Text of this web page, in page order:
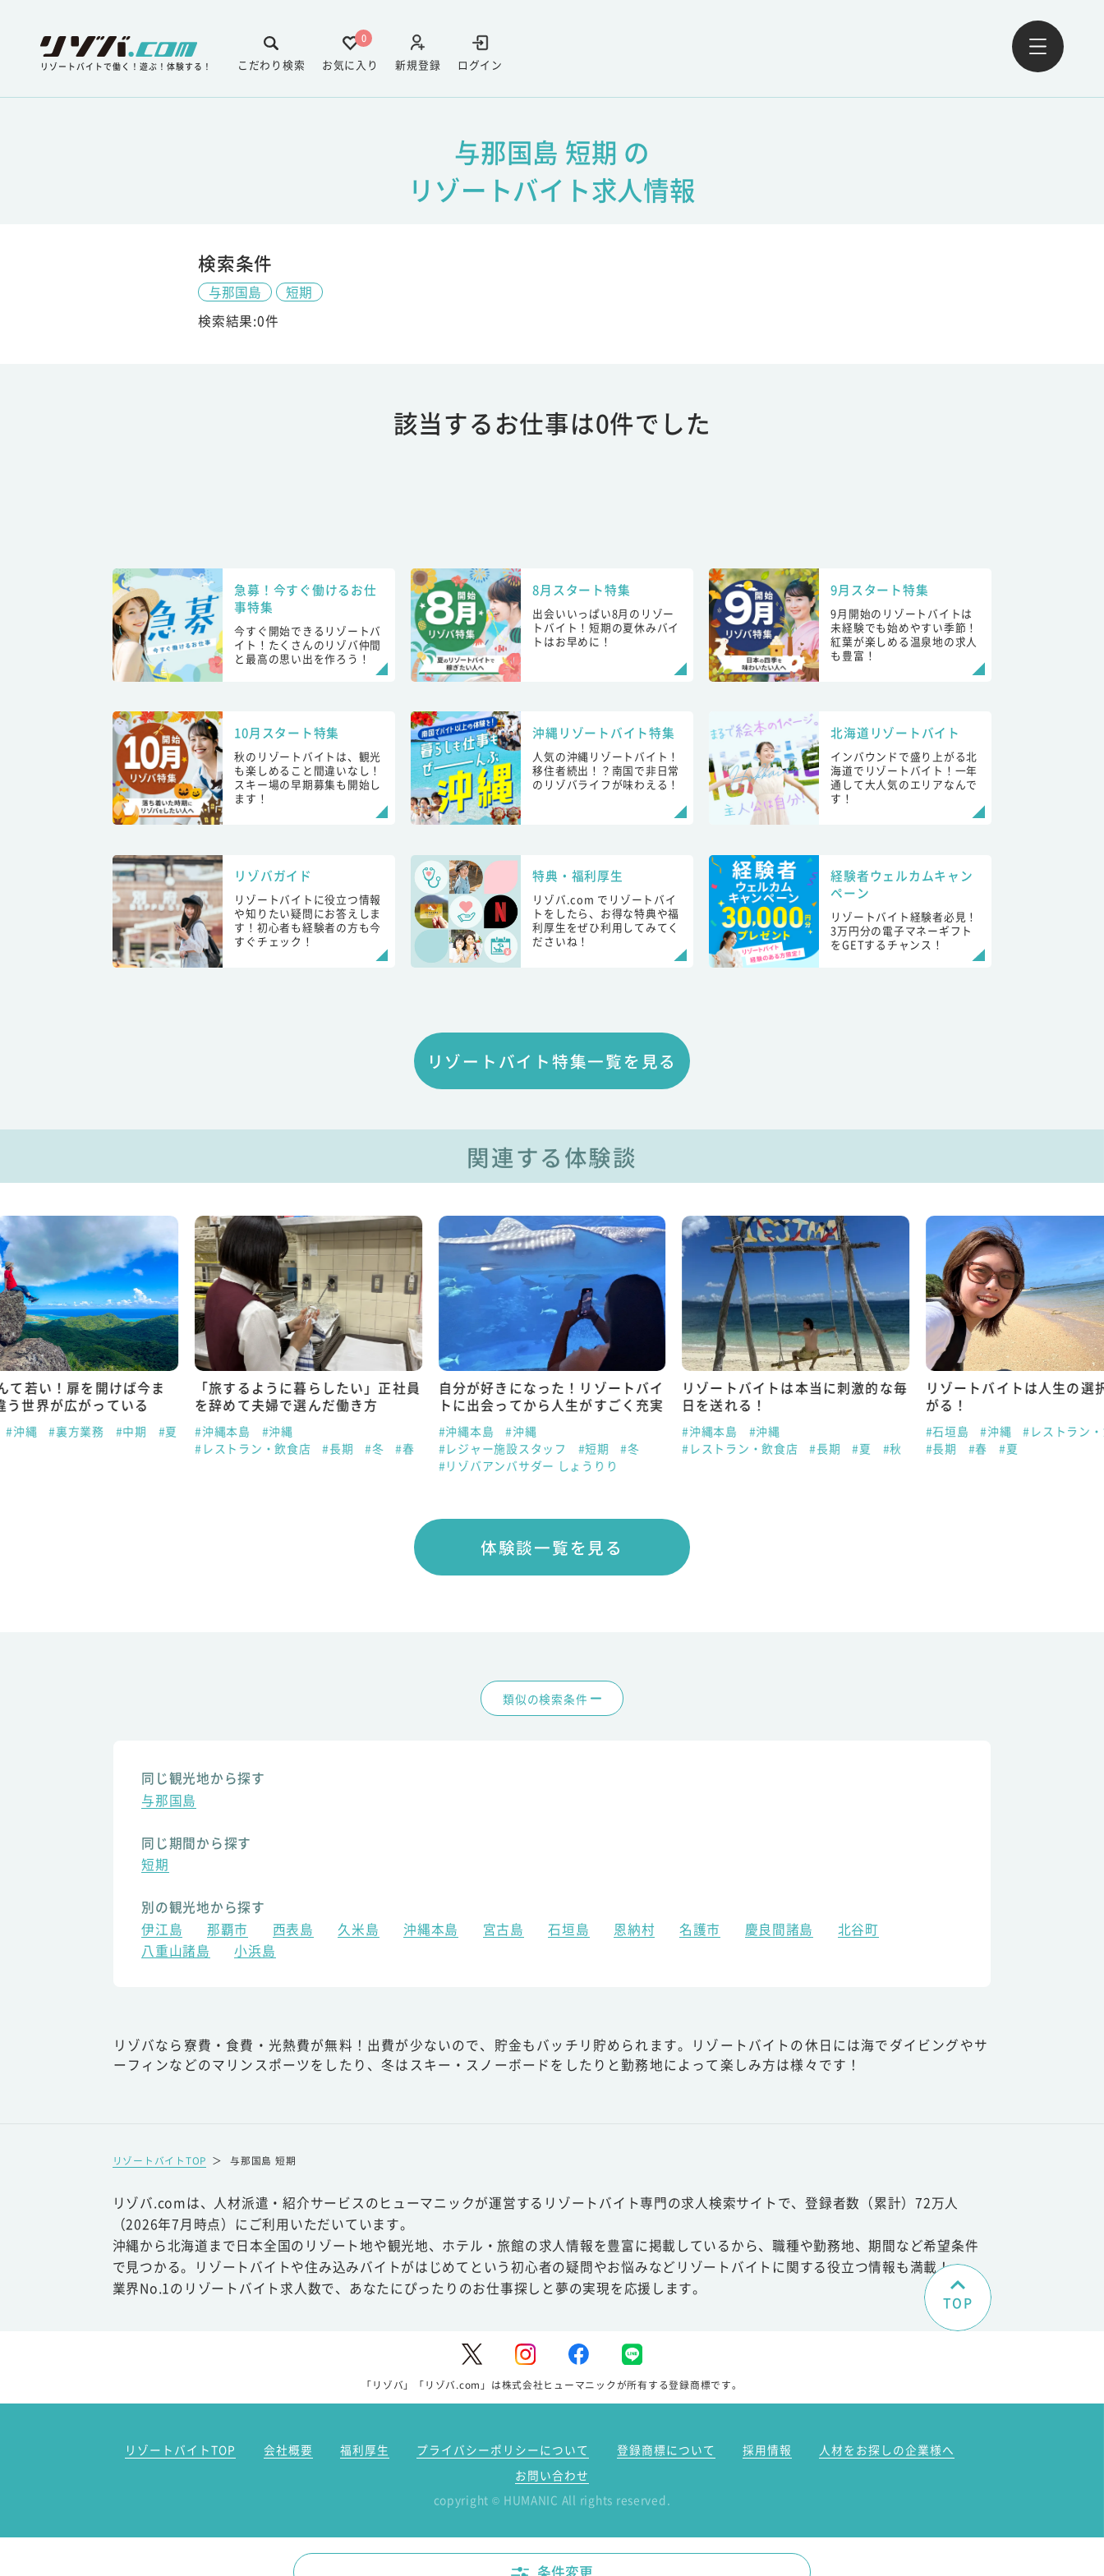
リゾートバイトで働く！遊ぶ！体験する！ ログイン
新規登録
0
お気に入り
こだわり検索
与那国島 短期 の
リゾートバイト求人情報
検索条件
与那国島
短期
検索結果:0件
該当するお仕事は0件でした
急募！今すぐ働けるお仕
事特集
今すぐ開始できるリゾートバ
イト！たくさんのリゾバ仲間
と最高の思い出を作ろう！
8月スタート特集
出会いいっぱい8月のリゾー
トバイト！短期の夏休みバイ
トはお早めに！
9月スタート特集
9月開始のリゾートバイトは
未経験でも始めやすい季節！
紅葉が楽しめる温泉地の求人
も豊富！
10月スタート特集
秋のリゾートバイトは、観光
も楽しめること間違いなし！
スキー場の早期募集も開始し
ます！
沖縄リゾートバイト特集
人気の沖縄リゾートバイト！
移住者続出！？南国で非日常
のリゾバライフが味わえる！
北海道リゾートバイト
インバウンドで盛り上がる北
海道でリゾートバイト！一年
通して大人気のエリアなんで
す！
リゾバガイド
リゾートバイトに役立つ情報
や知りたい疑問にお答えしま
す！初心者も経験者の方も今
すぐチェック！
特典・福利厚生
リゾバ.com でリゾートバイ
トをしたら、お得な特典や福
利厚生をぜひ利用してみてく
ださいね！
経験者ウェルカムキャン
ペーン
リゾートバイト経験者必見！
3万円分の電子マネーギフト
をGETするチャンス！
リゾートバイト特集一覧を見る
関連する体験談
て若い！扉を開けば今ま
う世界が広がっている
#沖縄 #裏方業務 #中期 #夏
「旅するように暮らしたい」正社員
を辞めて夫婦で選んだ働き方
#沖縄本島
#沖縄
#レストラン・飲食店
#長期 #冬 #春
自分が好きになった！リゾートバイ
トに出会ってから人生がすごく充実
#沖縄本島
#沖縄
#レジャー施設スタッフ
#短期
#冬
#リゾバアンバサダー しょうりり
リゾートバイトは本当に刺激的な毎
日を送れる！
#沖縄本島
#沖縄
#レストラン・飲食店
#長期 #夏 #秋
リゾートバイトは人生の選
がる！
#石垣島 #沖縄
#レストラン
#長期
#春 #夏
体験談一覧を見る
類似の検索条件
同じ観光地から探す
与那国島
同じ期間から探す
短期
別の観光地から探す
伊江島
那覇市 西表島 久米島 沖縄本島 宮古島 石垣島 恩納村 名護市 慶良間諸島
北谷町
八重山諸島
小浜島
リゾバなら寮費・食費・光熱費が無料！出費が少ないので、貯金もバッチリ貯められます。リゾートバイトの休日には海でダイビングやサ
ーフィンなどのマリンスポーツをしたり、冬はスキー・スノーボードをしたりと勤務地によって楽しみ方は様々です！
リゾートバイトTOP ＞ 与那国島 短期
リゾバ.comは、人材派遣・紹介サービスのヒューマニックが運営するリゾートバイト専門の求人検索サイトで、登録者数（累計）72万人
（2026年7月時点）にご利用いただいています。
沖縄から北海道まで日本全国のリゾート地や観光地、ホテル・旅館の求人情報を豊富に掲載しているから、職種や勤務地、期間など希望条件
で見つかる。リゾートバイトや住み込みバイトがはじめてという初心者の疑問やお悩みなどリゾートバイトに関する役立つ情報も満載！
業界No.1のリゾートバイト求人数で、あなたにぴったりのお仕事探しと夢の実現を応援します。
TOP
「リゾバ」「リゾバ.com」は株式会社ヒューマニックが所有する登録商標です。
リゾートバイトTOP 会社概要 福利厚生 プライバシーポリシーについて 登録商標について 採用情報
人材をお探しの企業様へ
お問い合わせ
copyright © HUMANIC All rights reserved.
条件変更